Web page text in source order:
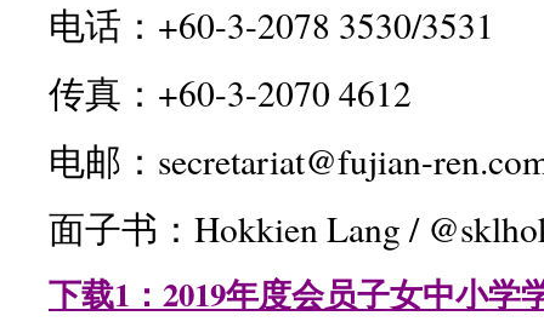
电话：+60-3-2078 3530/3531
传真：+60-3-2070 4612
电邮： secretariat@fujian-
面子书：Hokkien Lang /
下载1：2019年度会员子女中小学